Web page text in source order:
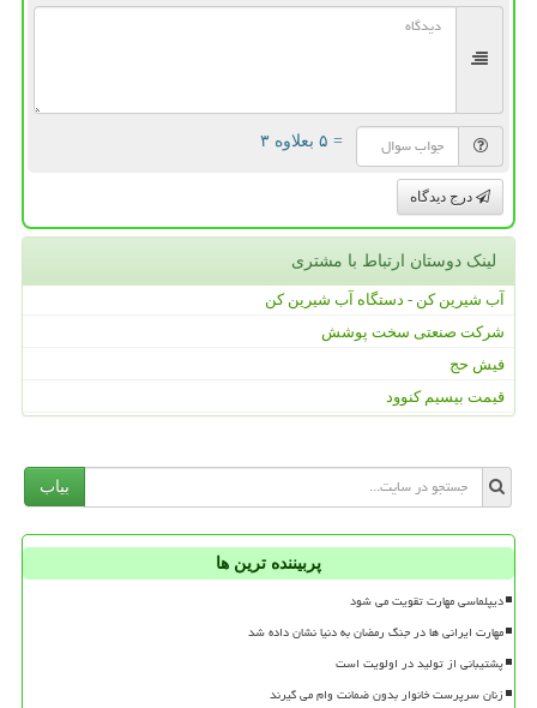
= ۵ بعلاوه ۳
درج دیدگاه
لینک دوستان ارتباط با مشتری
آب شیرین کن - دستگاه آب شیرین کن
شرکت صنعتی سخت پوشش
فیش حج
قیمت بیسیم کنوود
بیاب
پربیننده ترین ها
دیپلماسی مهارت تقویت می شود
مهارت ایرانی ها در جنگ رمضان به دنیا نشان داده شد
پشتیبانی از تولید در اولویت است
زنان سرپرست خانوار بدون ضمانت وام می گیرند